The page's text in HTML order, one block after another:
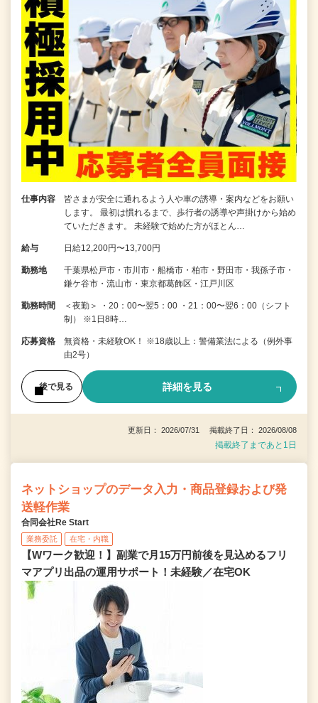
仕事内容
皆さまが安全に通れるよう人や車の誘導・案内などをお願い
します。 最初は慣れるまで、歩行者の誘導や声掛けから始め
ていただきます。 未経験で始めた方がほとん…
給与 日給12,200円〜13,700円
勤務地
千葉県松戸市・市川市・船橋市・柏市・野田市・我孫子市・
鎌ケ谷市・流山市・東京都葛飾区・江戸川区
勤務時間
＜夜勤＞ ・20：00〜翌5：00 ・21：00〜翌6：00（シフト
制） ※1日8時…
応募資格
無資格・未経験OK！ ※18歳以上：警備業法による（例外事
由2号）
後で見る 詳細を見る
更新日： 2026/07/31 掲載終了日： 2026/08/08
掲載終了まであと1日
ネットショップのデータ入力・商品登録および発
送軽作業
合同会社Re Start
業務委託 在宅・内職
【Wワーク歓迎！】副業で月15万円前後を見込めるフリ
マアプリ出品の運用サポート！未経験／在宅OK